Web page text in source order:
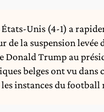
Unis (4-1) a
de la suspension levée
Donald Trump au
belges ont vu dans
instances du